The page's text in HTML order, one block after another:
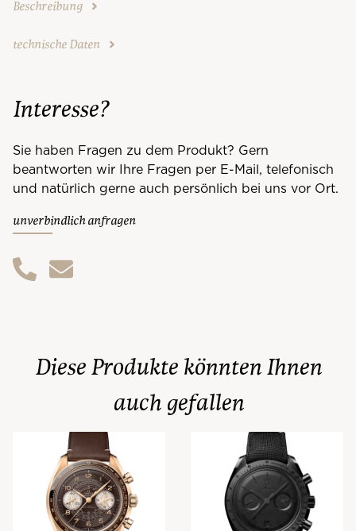
Beschreibung
technische Daten
Interesse?
Sie haben Fragen zu dem Produkt? Gern
beantworten wir Ihre Fragen per E-Mail, telefonisch
und natürlich gerne auch persönlich bei uns vor Ort.
unverbindlich anfragen
Diese Produkte könnten Ihnen
auch gefallen